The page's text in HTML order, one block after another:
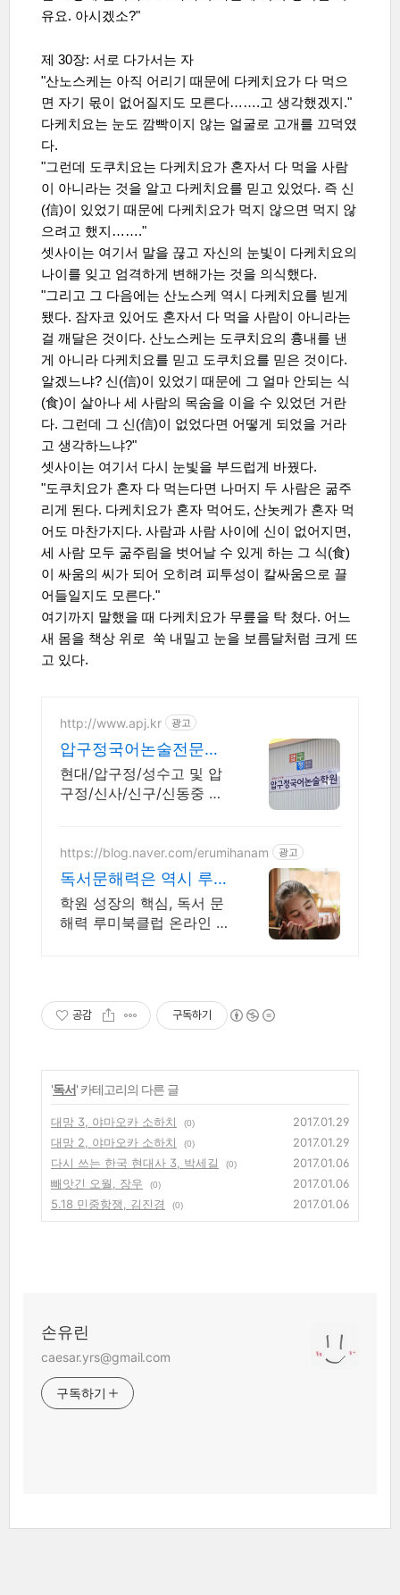
유요. 아시겠소?"
제 30장: 서로 다가서는 자
"산노스케는 아직 어리기 때문에 다케치요가 다 먹으
면 자기 몫이 없어질지도 모른다…….고 생각했겠지."
다케치요는 눈도 깜빡이지 않는 얼굴로 고개를 끄덕였
다.
"그런데 도쿠치요는 다케치요가 혼자서 다 먹을 사람
이 아니라는 것을 알고 다케치요를 믿고 있었다. 즉 신
(信)이 있었기 때문에 다케치요가 먹지 않으면 먹지 않
으려고 했지 ……."
셋사이는 여기서 말을 끊고 자신의 눈빛이 다케치요의
나이를 잊고 엄격하게 변해가는 것을 의식했다.
"그리고 그 다음에는 산노스케 역시 다케치요를 빋게
됐다. 잠자코 있어도 혼자서 다 먹을 사람이 아니라는
걸 깨달은 것이다. 산노스케는 도쿠치요의 흉내를 낸
게 아니라 다케치요를 믿고 도쿠치요를 믿은 것이다.
알겠느냐? 신(信)이 있었기 때문에 그 얼마 안되는 식
(食)이 살아나 세 사람의 목숨을 이을 수 있었던 거란
다. 그런데 그 신(信)이 없었다면 어떻게 되었을 거라
고 생각하느냐?"
셋사이는 여기서 다시 눈빛을 부드럽게 바꿨다.
"도쿠치요가 혼자 다 먹는다면 나머지 두 사람은 굶주
리게 된다. 다케치요가 혼자 먹어도, 산놋케가 혼자 먹
어도 마찬가지다. 사람과 사람 사이에 신이 없어지면,
세 사람 모두 굶주림을 벗어날 수 있게 하는 그 식(食)
이 싸움의 씨가 되어 오히려 피투성이 칼싸움으로 끌
어들일지도 모른다."
여기까지 말했을 때 다케치요가 무릎을 탁 쳤다. 어느
새 몸을 책상 위로 쑥 내밀고 눈을 보름달처럼 크게 뜨
고 있다.
http://www.apj.kr 광고
압구정국어논술전문학
원
현대/압구정/성수고 및 압
구정/신사/신구/신동중 내
https://blog.naver.com/erumihanam 광고
독서문해력은 역시 루미
북클럽 교육사업의 기초
경쟁력
학원 성장의 핵심, 독서 문
해력 루미북클럽 온라인 설
어휘력, 문해력, 글쓰기 완
성공감 구독하기
'독서' 카테고리의 다른 글
대망 3, 야마오카 소하치 (0)
2017.01.29
대망 2, 야마오카 소하치
(0)
2017.01.29
다시 쓰는 한국 현대사 3, 박세길
(0)
2017.01.06
빼앗긴 오월, 장우
(0)
2017.01.06
5.18 민중항쟁, 김진경
(0) 2017.01.06
손유린
caesar.yrs@gmail.com
구독하기